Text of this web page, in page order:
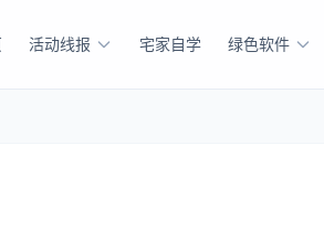
活动线报 宅家自学 绿色软件